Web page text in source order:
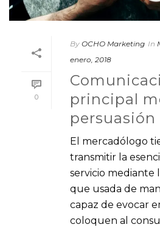
0
By OCHO Marketing In
enero, 2018
principal
persuasión
El mercadólogo
transmitir la
servicio mediante
que usada de
capaz de evocar
coloquen al